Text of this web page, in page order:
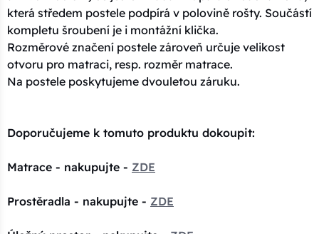
která středem postele podpírá v polovině rošty. Součástí
kompletu šroubení je i montážní klička.
Rozměrové značení postele zároveň určuje velikost
otvoru pro matraci, resp. rozměr matrace.
Na postele poskytujeme dvouletou záruku.
Doporučujeme k tomuto produktu dokoupit:
Matrace - nakupujte - ZDE
Prostěradla - nakupujte - ZDE